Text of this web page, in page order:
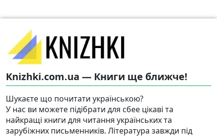
Knizhki.com.ua — Книги ще ближче!
Шукаєте що почитати українською?
У нас ви можете підібрати для сбее цікаві та
найкращі книги для читання українських та
зарубіжних письменників. Література завжди під